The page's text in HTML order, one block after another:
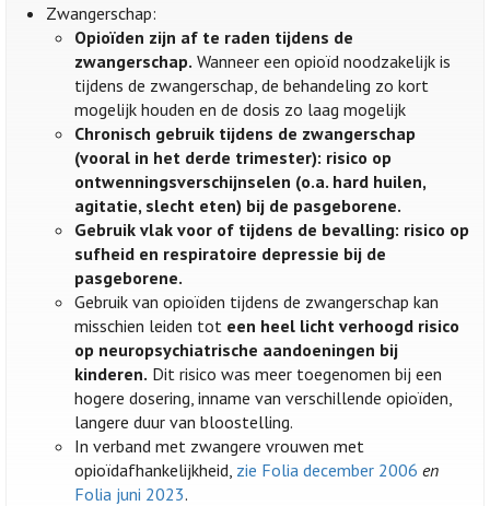
Zwangerschap:
Opioïden zijn af te raden tijdens de
zwangerschap. Wanneer een opioïd noodzakelijk is
tijdens de zwangerschap, de behandeling zo kort
mogelijk houden en de dosis zo laag mogelijk
Chronisch gebruik tijdens de zwangerschap
(vooral in het derde trimester): risico op
ontwenningsverschijnselen (o.a. hard huilen,
agitatie, slecht eten) bij de pasgeborene.
Gebruik vlak voor of tijdens de bevalling: risico op
sufheid en respiratoire depressie bij de
pasgeborene.
Gebruik van opioïden tijdens de zwangerschap kan
misschien leiden tot een heel licht verhoogd risico
op neuropsychiatrische aandoeningen bij
kinderen. Dit risico was meer toegenomen bij een
hogere dosering, inname van verschillende opioïden,
langere duur van bloostelling.
In verband met zwangere vrouwen met
opioïdafhankelijkheid, zie Folia december 2006 en
Folia juni 2023.